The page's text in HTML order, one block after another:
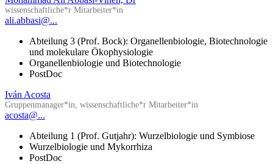
wissenschaftliche*r Mitarbeiter*in
ali.abbasi@...
Abteilung 3 (Prof. Bock): Organellenbiologie, Biotechnologie
und molekulare Ökophysiologie
Organellenbiologie und Biotechnologie
PostDoc
Iván Acosta
Gruppenmanager*in, wissenschaftliche*r Mitarbeiter*in
acosta@...
Abteilung 1 (Prof. Gutjahr): Wurzelbiologie und Symbiose
Wurzelbiologie und Mykorrhiza
PostDoc